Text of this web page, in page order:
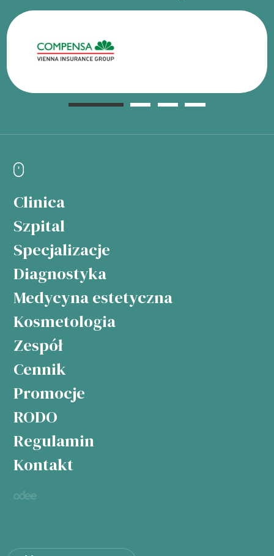
Clinica
Szpital
Specjalizacje
Diagnostyka
Medycyna estetyczna
Kosmetologia
Zespół
Cennik
Promocje
RODO
Regulamin
Kontakt